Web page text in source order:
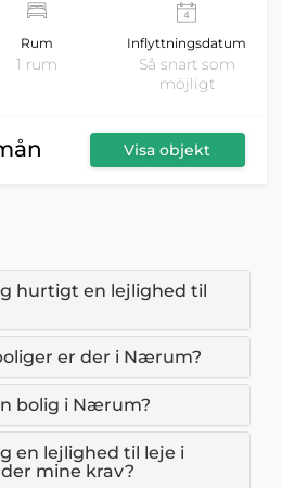
Rum
1 rum
Inflyttningsdatum
Så snart som
möjligt
Visa objekt
hurtigt en lejlighed til
er der i Nærum?
bolig i Nærum?
en lejlighed til leje i
mine krav?